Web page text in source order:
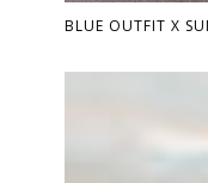
BLUE OUTFIT X